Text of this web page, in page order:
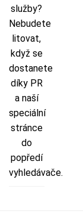
služby?
Nebudete
litovat,
když se
dostanete
díky PR
a naší
speciální
stránce
do
popředí
vyhledávače.